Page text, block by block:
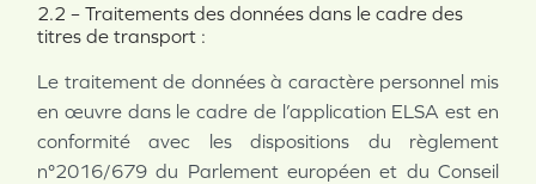
2.2 – Traitements des données dans le cadre des
titres de transport :
Le traitement de données à caractère personnel mis
en œuvre dans le cadre de l’application ELSA est en
conformité avec les dispositions du règlement
n°2016/679 du Parlement européen et du Conseil